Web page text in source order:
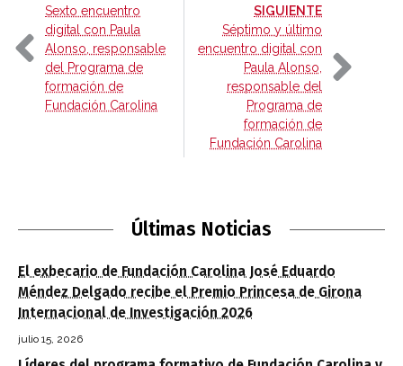
Sexto encuentro
digital con Paula
Alonso, responsable
del Programa de
formación de
Fundación Carolina
SIGUIENTE-
Séptimo y último
encuentro digital con
Paula Alonso,
responsable del
Programa de
formación de
Fundación Carolina
Últimas Noticias
El exbecario de Fundación Carolina José Eduardo
Méndez Delgado recibe el Premio Princesa de Girona
Internacional de Investigación 2026
julio 15, 2026